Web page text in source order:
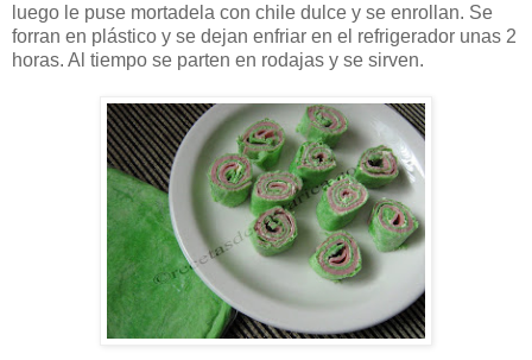
luego le puse mortadela con chile dulce y se enrollan. Se
forran en plástico y se dejan enfriar en el refrigerador unas 2
horas. Al tiempo se parten en rodajas y se sirven.